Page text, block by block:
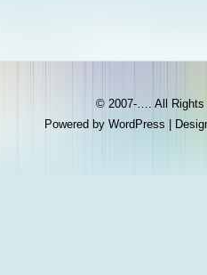
© 2007-…. All
Powered by WordPress |